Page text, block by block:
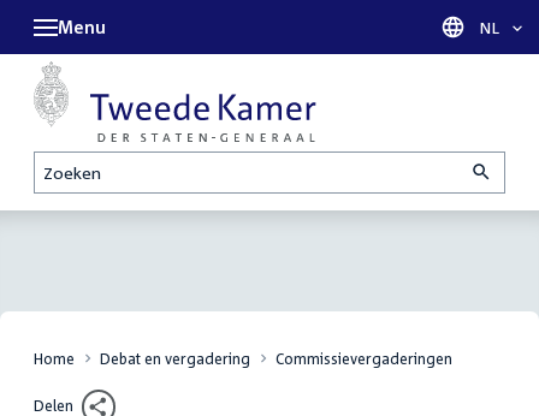
Zoeken
Menu Taal
NL
Home Debat en vergadering Commissievergaderingen
Delen